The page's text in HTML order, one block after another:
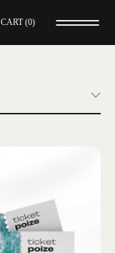
CART 0